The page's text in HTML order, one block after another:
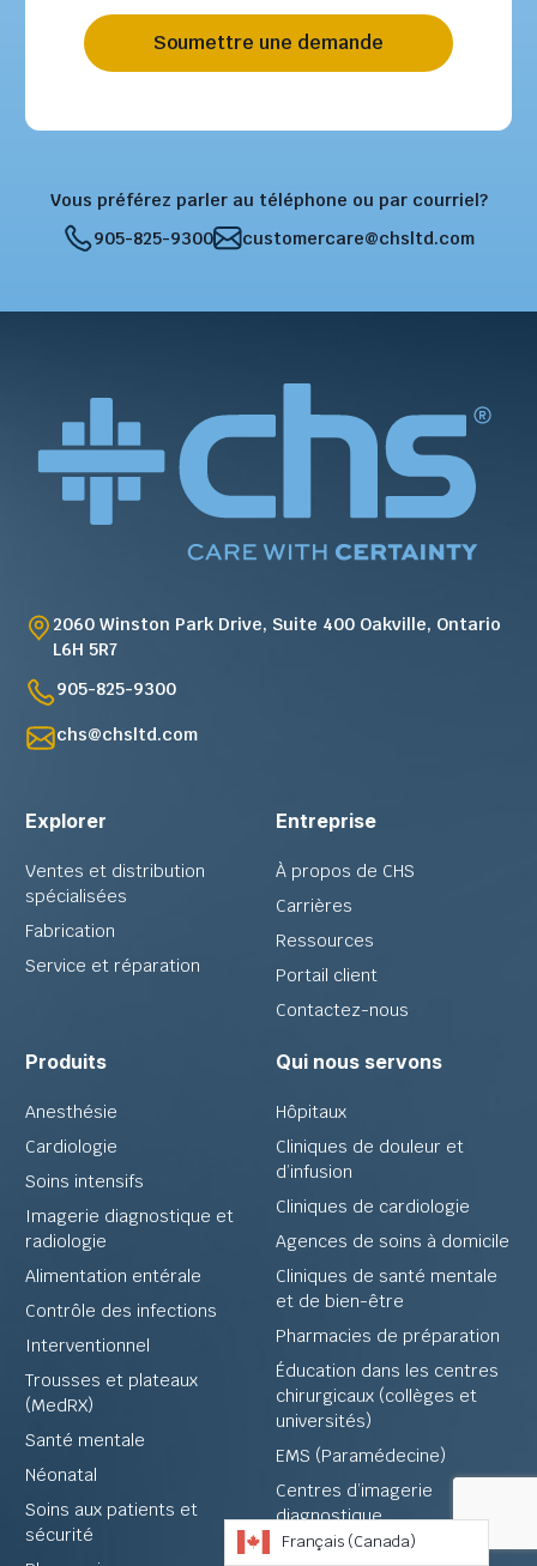
Soumettre une demande
Vous préférez parler au téléphone ou par courriel?
905-825-9300
customercare@chsltd.com
2060 Winston Park Drive, Suite 400 Oakville, Ontario
L6H 5R7
905-825-9300
chs@chsltd.com
Explorer
Ventes et distribution
spécialisées
Fabrication
Service et réparation
Entreprise
À propos de CHS
Carrières
Ressources
Portail client
Contactez-nous
Produits
Anesthésie
Cardiologie
Soins intensifs
Imagerie diagnostique et
radiologie
Alimentation entérale
Contrôle des infections
Interventionnel
Trousses et plateaux
(MedRX)
Santé mentale
Néonatal
Soins aux patients et
sécurité
Qui nous servons
Hôpitaux
Cliniques de douleur et
d’infusion
Cliniques de cardiologie
Agences de soins à domicile
Cliniques de santé mentale
et de bien-être
Pharmacies de préparation
Éducation dans les centres
chirurgicaux (collèges et
universités)
EMS (Paramédecine)
Centres d’imagerie
diagnostique
Français (Canada)